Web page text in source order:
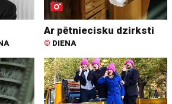
Ar pētniecisku dzirksti
© DIENA